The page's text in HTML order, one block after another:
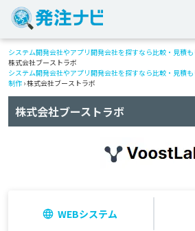
システム開発会社やアプリ開発会社を探すなら比較・見積も
株式会社ブーストラボ
システム開発会社やアプリ開発会社を探すなら比較・見積も
制作 › 株式会社ブーストラボ
株式会社ブーストラボ
WEBシステム